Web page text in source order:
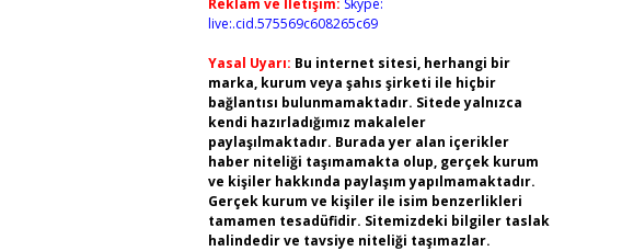
Reklam ve İletişim: Skype:
live:.cid.575569c608265c69
Yasal Uyarı: Bu internet sitesi, herhangi bir
marka, kurum veya şahıs şirketi ile hiçbir
bağlantısı bulunmamaktadır. Sitede yalnızca
kendi hazırladığımız makaleler
paylaşılmaktadır. Burada yer alan içerikler
haber niteliği taşımamakta olup, gerçek kurum
ve kişiler hakkında paylaşım yapılmamaktadır.
Gerçek kurum ve kişiler ile isim benzerlikleri
tamamen tesadüfidir. Sitemizdeki bilgiler taslak
halindedir ve tavsiye niteliği taşımazlar.